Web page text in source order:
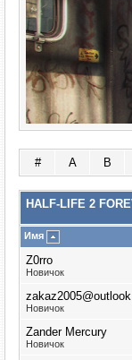
# A B
HALF-LIFE 2
Имя
Z0rro
Новичок
zakaz2005@outlook
Новичок
Zander Mercury
Новичок